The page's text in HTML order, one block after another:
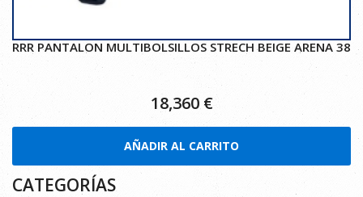
RRR PANTALON MULTIBOLSILLOS STRECH BEIGE ARENA 38
18,360€
AÑADIR AL CARRITO
CATEGORÍAS